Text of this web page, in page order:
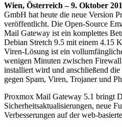
Wien, Österreich – 9. Oktober
GmbH hat heute die neue Version
veröffentlicht. Die Open-Source
Mail Gateway ist ein komplettes
Debian Stretch 9.5 mit einem 4.15
Viren-Lösung ist ein
wenigen Minuten zwischen
installiert wird und anschließend die
gegen Spam, Viren, Trojaner und
Proxmox Mail Gateway 5.1 bringt
Sicherheitsaktualisierungen, neue
Verbesserungen auf der web-